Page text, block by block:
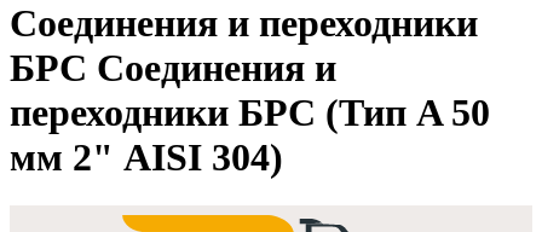
Соединения и переходники
БРС Соединения и
переходники БРС (Тип A 50
мм 2" AISI 304)